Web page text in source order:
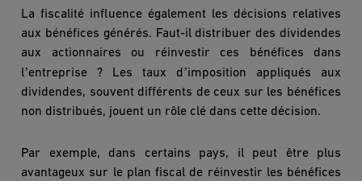
La fiscalité influence également les décisions relatives
aux bénéfices générés. Faut-il distribuer des dividendes
aux actionnaires ou réinvestir ces bénéfices dans
l’entreprise ? Les taux d ’imposition appliqués aux
dividendes, souvent différents de ceux sur les bénéfices
non distribués, jouent un rôle clé dans cette décision.
Par exemple, dans certains pays, il peut être plus
avantageux sur le plan fiscal de réinvestir les bénéfices